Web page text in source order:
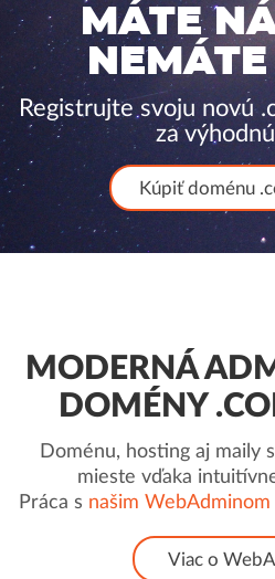
MÁTE
Registrujte svoju novú
za
Kúpiť doménu
MODERNÁ
DOMÉNY
Doménu, hosting aj maily
mieste vďaka
Práca s našim WebAdminom
Viac o